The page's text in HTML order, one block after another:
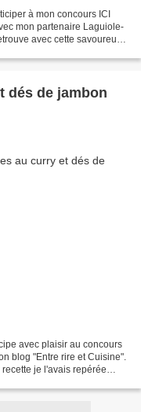
à mon concours ICI
mon partenaire Laguiole-
avec cette savoureuse
dés de jambon
avec plaisir au concours
blog "Entre rire et Cuisine".
recette je l'avais repérée